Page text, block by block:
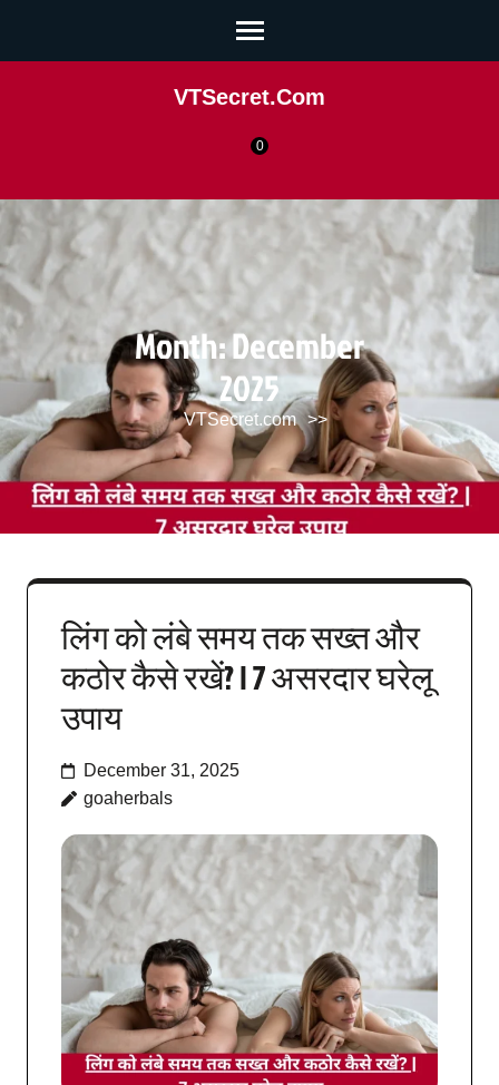
VTSecret.com
0
Month:December
2025
VTSecret.com >>
लिंग को लंबे समय तक सख्त और
कठोर कैसे रखें? | 7 असरदार घरेलू
उपाय
December 31, 2025
goaherbals